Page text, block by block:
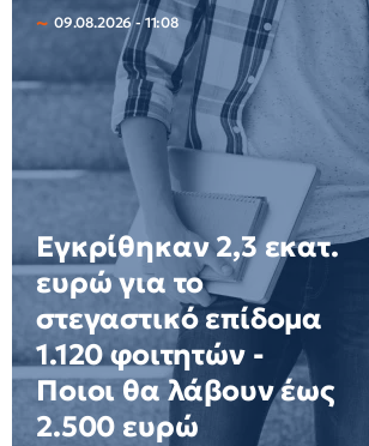
09.08.2026 - 11:08
Εγκρίθηκαν 2,3 εκατ.
ευρώ για το
στεγαστικό επίδομα
1.120 φοιτητών -
Ποιοι θα λάβουν έως
2.500 ευρώ